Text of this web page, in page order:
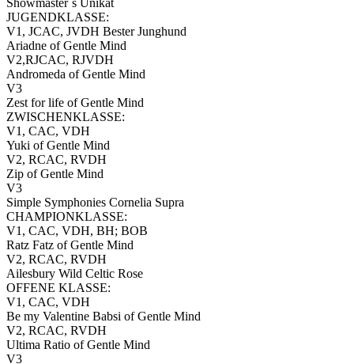
JUGENDKLASSE:
V1, JCAC, JVDH Bester Junghund
Ariadne of Gentle Mind
V2,RJCAC, RJVDH
Andromeda of Gentle Mind
V3
Zest for life of Gentle Mind
ZWISCHENKLASSE:
V1, CAC, VDH
Yuki of Gentle Mind
V2, RCAC, RVDH
Zip of Gentle Mind
V3
Simple Symphonies Cornelia Supra
CHAMPIONKLASSE:
V1, CAC, VDH, BH; BOB
Ratz Fatz of Gentle Mind
V2, RCAC, RVDH
Ailesbury Wild Celtic Rose
OFFENE KLASSE:
V1, CAC, VDH
Be my Valentine Babsi of Gentle Mind
V2, RCAC, RVDH
Ultima Ratio of Gentle Mind
V3